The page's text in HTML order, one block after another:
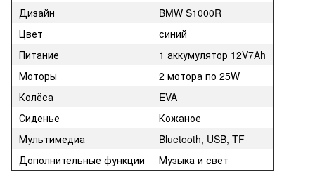
Дизайн
BMW S1000R
Цвет
синий
Питание
1 аккумулятор 12V7Ah
Моторы
2 мотора по 25W
Колёса
EVA
Сиденье
Кожаное
Мультимедиа
Bluetooth, USB, TF
Дополнительные функции
Музыка и свет